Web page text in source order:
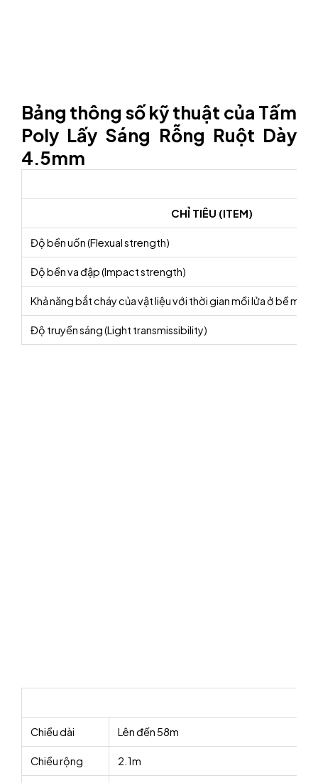
Bảng thông số kỹ thuật của Tấm
Poly Lấy Sáng Rỗng Ruột Dày
4.5mm
CHỈ TIÊU (ITEM)
Độ bền uốn (Flexual strength)
Độ bền va đập (Impact strength)
Khả năng bắt cháy của vật liệu với thời gian mồi lửa ở bề mặt
Độ truyền sáng (Light transmissibility)
Chiều dài Lên đến 58m
Chiều rộng 2.1m